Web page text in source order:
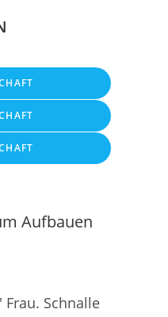
Aufbauen
Frau. Schnalle